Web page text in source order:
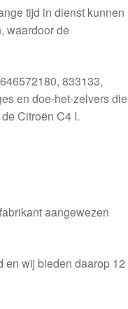
tijd in dienst kunnen
waardoor de
833133,
en doe-het-zelvers die
Citroën C4 I.
aangewezen
en wij bieden daarop 12